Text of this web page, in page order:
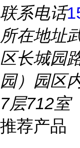
联系电话
所在地址
区长城园
园）园区
7层712室
推荐产品